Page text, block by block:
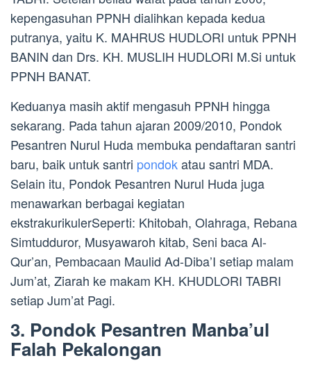
kepengasuhan PPNH dialihkan kepada kedua
putranya, yaitu K. MAHRUS HUDLORI untuk PPNH
BANIN dan Drs. KH. MUSLIH HUDLORI M.Si untuk
PPNH BANAT.
Keduanya masih aktif mengasuh PPNH hingga
sekarang. Pada tahun ajaran 2009/2010, Pondok
Pesantren Nurul Huda membuka pendaftaran santri
baru, baik untuk santri pondokatau santri MDA.
Selain itu, Pondok Pesantren Nurul Huda juga
menawarkan berbagai kegiatan
ekstrakurikulerSeperti: Khitobah, Olahraga, Rebana
Simtudduror, Musyawaroh kitab, Seni baca Al-
Qur’an, Pembacaan Maulid Ad-Diba’I setiap malam
Jum’at, Ziarah ke makam KH. KHUDLORI TABRI
setiap Jum’at Pagi.
3. Pondok Pesantren Manba’ul
Falah Pekalongan